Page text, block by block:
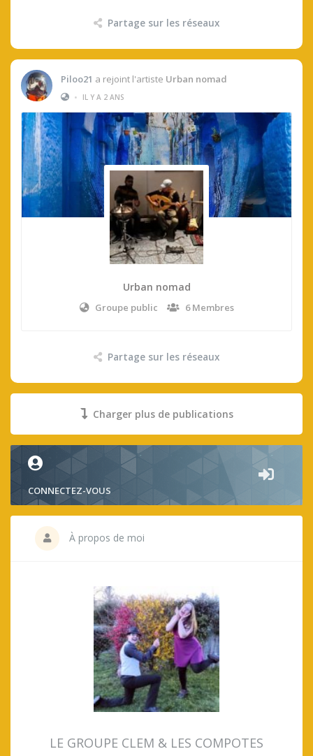
Partage sur les réseaux
Piloo21 a rejoint l'artiste Urban nomad
•
IL Y A 2 ANS
Urban nomad
Groupe public 6 Membres
Partage sur les réseaux
Charger plus de publications
CONNECTEZ-VOUS
À propos de moi
LE GROUPE CLEM & LES COMPOTES